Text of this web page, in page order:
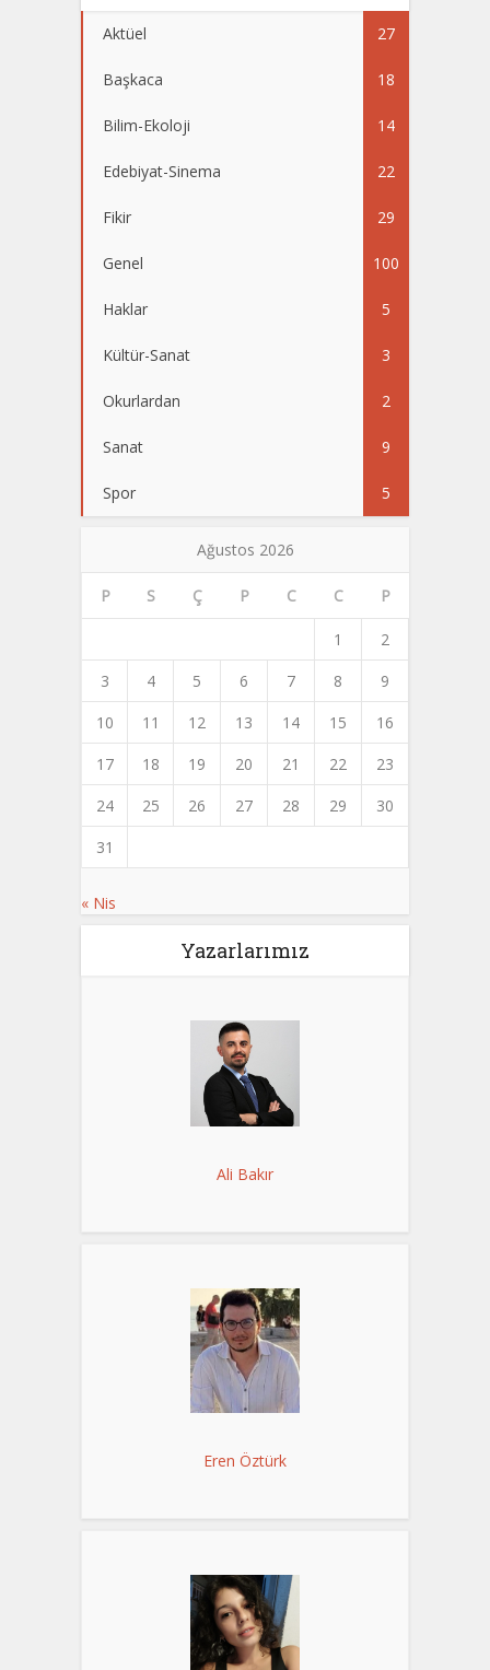
Aktüel 27
Başkaca 18
Bilim-Ekoloji 14
Edebiyat-Sinema 22
Fikir 29
Genel 100
Haklar 5
Kültür-Sanat 3
Okurlardan 2
Sanat 9
Spor 5
Ağustos 2026
P S Ç P C C P
1
2
3
4 5 6 7 8
9
10
11 12 13 14 15
16
17
18 19 20 21 22
23
24
25 26 27 28 29
30
31
« Nis
Yazarlarımız
Ali Bakır
Eren Öztürk